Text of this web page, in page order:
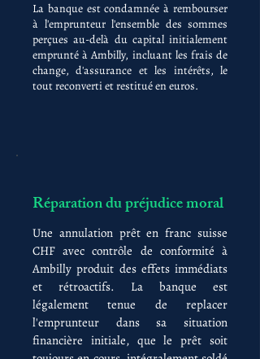
La banque est condamnée à rembourser
à l'emprunteur l'ensemble des sommes
perçues au-delà du capital initialement
emprunté à Ambilly, incluant les frais de
change, d'assurance et les intérêts, le
tout reconverti et restitué en euros.
Réparation du préjudice moral
Une annulation prêt en franc suisse
CHF avec contrôle de conformité à
Ambilly produit des effets immédiats
et rétroactifs. La banque est
légalement tenue de replacer
l'emprunteur dans sa situation
financière initiale, que le prêt soit